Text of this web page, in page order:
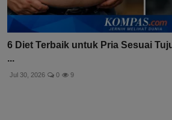
6 Diet Terbaik untuk Pria Sesuai
...
Jul 30, 2026 0 9